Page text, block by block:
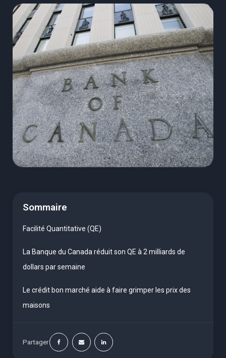
Sommaire
Facilité Quantitative (QE)
La Banque du Canada réduit son QE à 2 milliards de
dollars par semaine
Le crédit bon marché aide à faire grimper les prix des
maisons
Partager